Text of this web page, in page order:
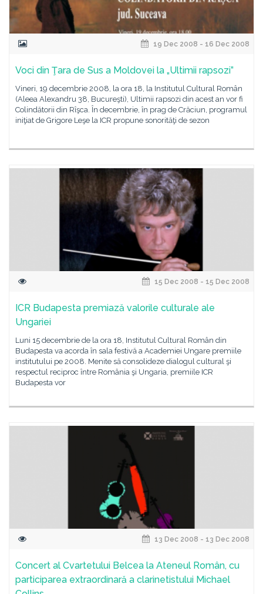
19 Dec 2008 - 16 Dec 2008
Voci din Ţara de Sus a Moldovei la „Ultimii rapsozi”
Vineri, 19 decembrie 2008, la ora 18, la Institutul Cultural Român
(Aleea Alexandru 38, Bucureşti), Ultimii rapsozi din acest an vor fi
Colindătorii din Rîşca. În decembrie, în prag de Crăciun, programul
iniţiat de Grigore Leşe la ICR propune sonorităţi de sezon
15 Dec 2008 - 15 Dec 2008
ICR Budapesta premiază valorile culturale ale
Ungariei
Luni 15 decembrie de la ora 18, Institutul Cultural Român din
Budapesta va acorda în sala festivă a Academiei Ungare premiile
institutului pe 2008. Menite să consolideze dialogul cultural şi
respectul reciproc între România şi Ungaria, premiile ICR
Budapesta vor
13 Dec 2008 - 13 Dec 2008
Concert al Cvartetului Belcea la Ateneul Român, cu
participarea extraordinară a clarinetistului Michael